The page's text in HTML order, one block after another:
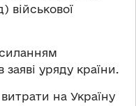
військової
уряду країни.
на Україну